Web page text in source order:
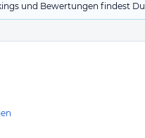
und Bewertungen findest Du